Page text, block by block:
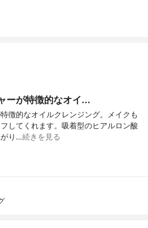
ーが特徴的なオイ...
徴的なオイルクレンジング。メイクも
してくれます。吸着型のヒアルロン酸
がり…続きを見る